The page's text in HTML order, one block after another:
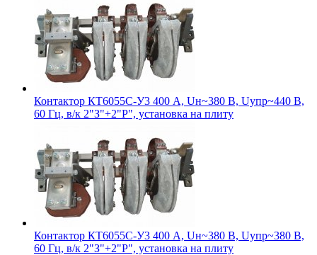
Контактор КТ6055С-У3 400 А, Uн~380 В, Uупр~440 В,
60 Гц, в/к 2"З"+2"Р", установка на плиту
Контактор КТ6055С-У3 400 А, Uн~380 В, Uупр~380 В,
60 Гц, в/к 2"З"+2"Р", установка на плиту